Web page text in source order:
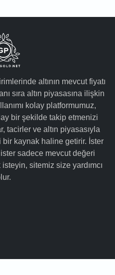
altının mevcut fiyatı
sıra altın piyasasına ilişkin
kolay platformumuz,
bir şekilde takip etmenizi
tacirler ve altın piyasasıyla
kaynak haline getirir. İster
sadece mevcut değeri
sitemiz size yardımcı